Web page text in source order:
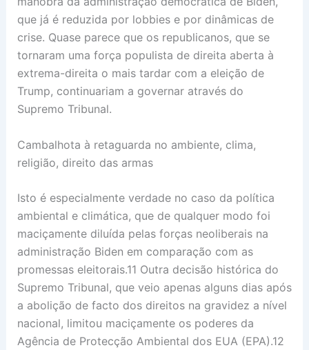
que já é reduzida por lobbies e por dinâmicas de
crise. Quase parece que os republicanos, que se
tornaram uma força populista de direita aberta à
extrema-direita o mais tardar com a eleição de
Trump, continuariam a governar através do
Supremo Tribunal.
Cambalhota à retaguarda no ambiente, clima,
religião, direito das armas
Isto é especialmente verdade no caso da política
ambiental e climática, que de qualquer modo foi
maciçamente diluída pelas forças neoliberais na
administração Biden em comparação com as
promessas eleitorais.11 Outra decisão histórica do
Supremo Tribunal, que veio apenas alguns dias após
a abolição de facto dos direitos na gravidez a nível
nacional, limitou maciçamente os poderes da
Agência de Protecção Ambiental dos EUA (EPA).12